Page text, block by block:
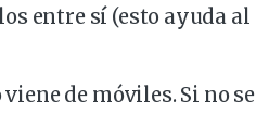
entre sí (esto ayuda al
de móviles. Si no se